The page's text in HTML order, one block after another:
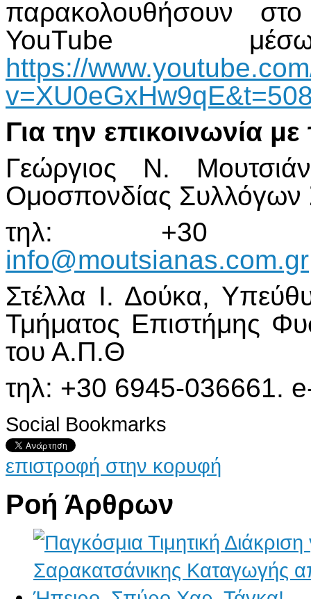
παρακολουθήσουν
YouTube
https://
Για την επικοινωνία
Γεώργιος Ν.
Ομοσπονδίας
τηλ: +30
info@moutsianas.com.gr
Στέλλα Ι. Δούκα,
Τμήματος Επιστήμης
του Α.Π.Θ
τηλ: +30 6945-036661.
Social Bookmarks
επιστροφή στην κορυφή
Ροή Άρθρων